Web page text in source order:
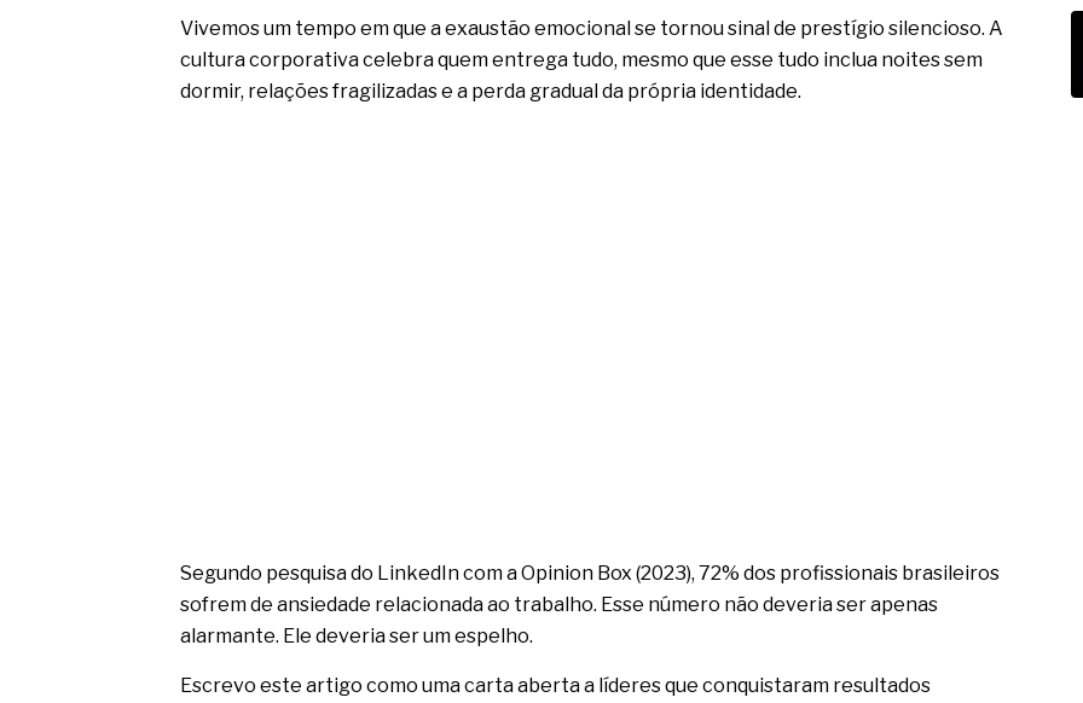
Vivemos um tempo em que a exaustão emocional se tornou sinal de prestígio silencioso. A
cultura corporativa celebra quem entrega tudo, mesmo que esse tudo inclua noites sem
dormir, relações fragilizadas e a perda gradual da própria identidade.
Segundo pesquisa do LinkedIn com a Opinion Box (2023), 72% dos profissionais brasileiros
sofrem de ansiedade relacionada ao trabalho. Esse número não deveria ser apenas
alarmante. Ele deveria ser um espelho.
Escrevo este artigo como uma carta aberta a líderes que conquistaram resultados